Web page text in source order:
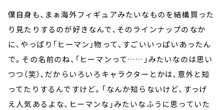
僕自身も、まぁ海外フィギュアみたいなものを結構買った
り見たりするのが好きなんで、そのラインナップのなか
に、やっぱり「ヒーマン」物って、すごいいっぱいあったん
で。その名前のね、「ヒーマンって……」みたいなのは思い
つつ（笑）、だからいろいろキャラクターとかは、意外と知
ってたりするんですけど。「なんか知らないけど、すっげ
え人気あるよな、ヒーマンな」みたいなふうに思っていた